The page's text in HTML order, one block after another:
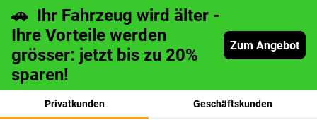
🚗 Ihr Fahrzeug wird älter -
Ihre Vorteile werden
grösser: jetzt bis zu 20%
sparen!
Zum Angebot
Privatkunden Geschäftskunden